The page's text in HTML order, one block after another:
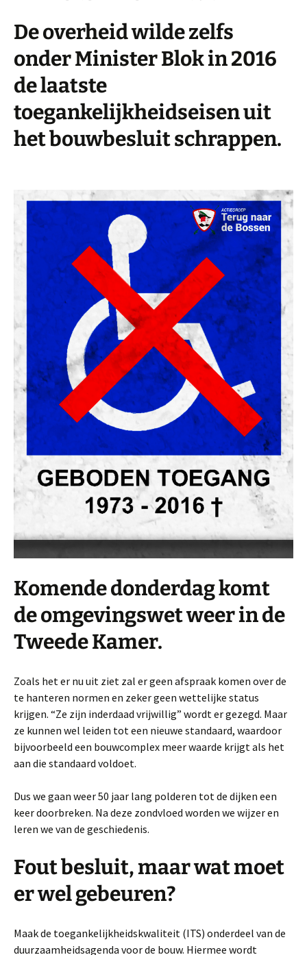
De overheid wilde zelfs
onder Minister Blok in 2016
de laatste
toegankelijkheidseisen uit
het bouwbesluit schrappen.
Komende donderdag komt
de omgevingswet weer in de
Tweede Kamer.
Zoals het er nu uit ziet zal er geen afspraak komen over de
te hanteren normen en zeker geen wettelijke status
krijgen. “Ze zijn inderdaad vrijwillig” wordt er gezegd. Maar
ze kunnen wel leiden tot een nieuwe standaard, waardoor
bijvoorbeeld een bouwcomplex meer waarde krijgt als het
aan die standaard voldoet.
Dus we gaan weer 50 jaar lang polderen tot de dijken een
keer doorbreken. Na deze zondvloed worden we wijzer en
leren we van de geschiedenis.
Fout besluit, maar wat moet
er wel gebeuren?
Maak de toegankelijkheidskwaliteit (ITS) onderdeel van de
duurzaamheidsagenda voor de bouw. Hiermee wordt